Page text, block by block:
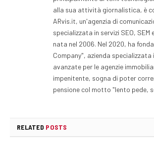
alla sua attività giornalistica, è
ARvis.it, un'agenzia di
specializzata in servizi SEO, SEM
nata nel 2006. Nel 2020, ha
Company", azienda specializzata
avanzate per le agenzie
impenitente, sogna di poter
pensione col motto "lento pede,
RELATED POSTS